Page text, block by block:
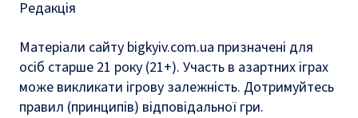
Редакція
Матеріали сайту bigkyiv.com.ua призначені для
осіб старше 21 року (21+). Участь в азартних іграх
може викликати ігрову залежність. Дотримуйтесь
правил (принципів) відповідальної гри.